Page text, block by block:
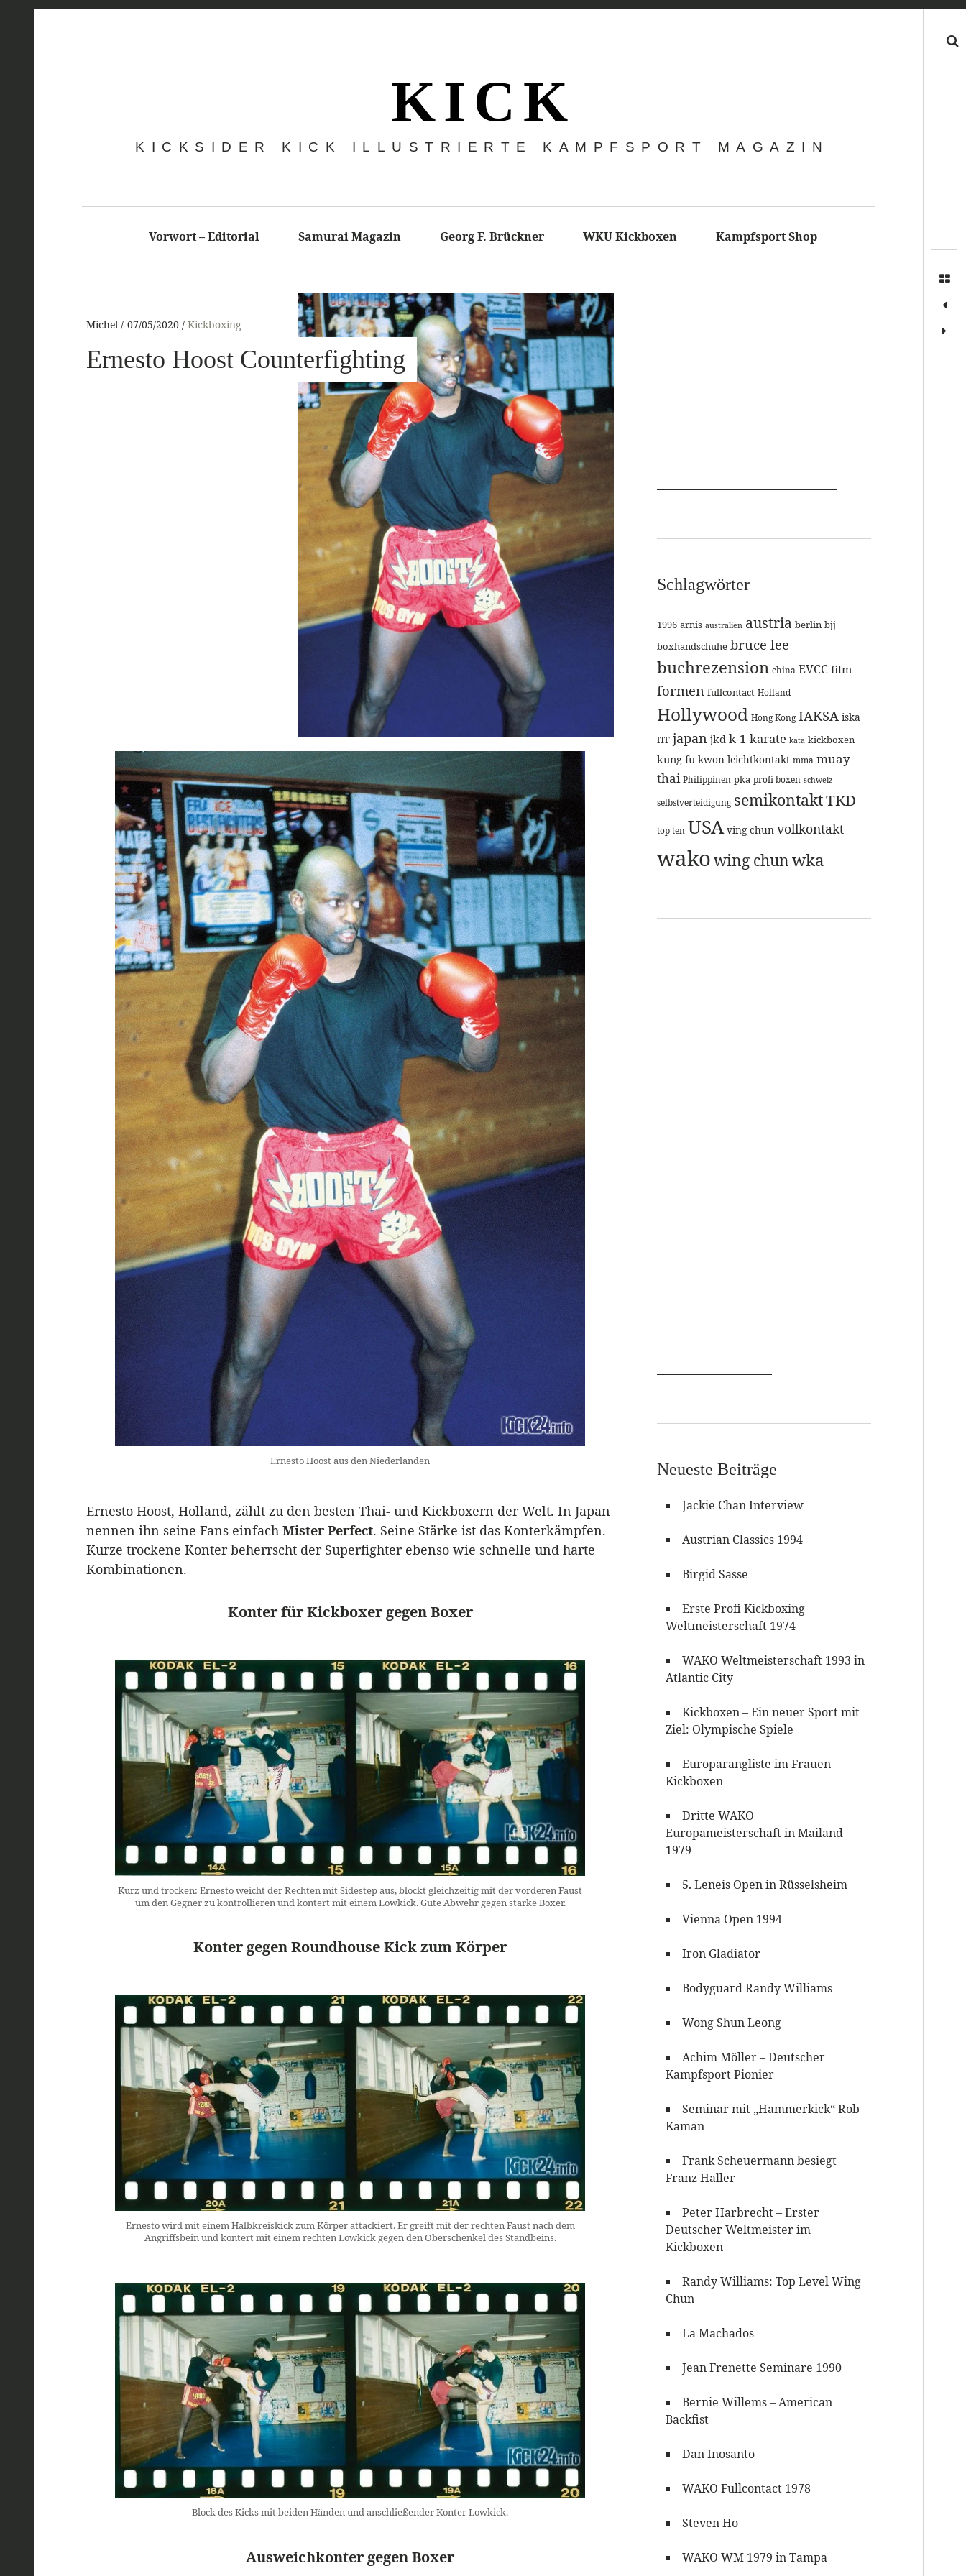
K I C K
KICKSIDER KICK ILLUSTRIERTE KAMPFSPORT MAGAZIN
Vorwort – Editorial Samurai Magazin Georg F. Brückner WKU Kickboxen Kampfsport Shop
Michel 07/05/2020 Kickboxing
Ernesto Hoost Counterfighting
Ernesto Hoost aus den Niederlanden
Ernesto Hoost, Holland, zählt zu den besten Thai- und Kickboxern der Welt. In Japan
nennen ihn seine Fans einfach Mister Perfect. Seine Stärke ist das Konterkämpfen.
Kurze trockene Konter beherrscht der Superfighter ebenso wie schnelle und harte
Kombinationen.
Konter für Kickboxer gegen Boxer
Kurz und trocken: Ernesto weicht der Rechten mit Sidestep aus, blockt gleichzeitig mit der vorderen Faust
um den Gegner zu kontrollieren und kontert mit einem Lowkick. Gute Abwehr gegen starke Boxer.
Konter gegen Roundhouse Kick zum Körper
Ernesto wird mit einem Halbkreiskick zum Körper attackiert. Er greift mit der rechten Faust nach dem
Angriffsbein und kontert mit einem rechten Lowkick gegen den Oberschenkel des Standbeins.
Block des Kicks mit beiden Händen und anschließender Konter Lowkick.
Ausweichkonter gegen Boxer
Schlagwörter
1996 arnis australien austria berlin bjj
boxhandschuhe bruce lee
buchrezension china EVCC film
formen fullcontact Holland
Hollywood Hong Kong IAKSA iska
ITF japan jkd k-1 karate kata kickboxen
kung fu kwon leichtkontakt mma muay
thai Philippinen pka profi boxen schweiz
selbstverteidigung semikontaktTKD
top ten USA ving chun vollkontakt
wakowing chunwka
Neueste Beiträge
Jackie Chan Interview
Austrian Classics 1994
Birgid Sasse
Erste Profi Kickboxing
Weltmeisterschaft 1974
WAKO Weltmeisterschaft 1993 in
Atlantic City
Kickboxen – Ein neuer Sport mit
Ziel: Olympische Spiele
Europarangliste im Frauen-
Kickboxen
Dritte WAKO
Europameisterschaft in Mailand
1979
5. Leneis Open in Rüsselsheim
Vienna Open 1994
Iron Gladiator
Bodyguard Randy Williams
Wong Shun Leong
Achim Möller – Deutscher
Kampfsport Pionier
Seminar mit „Hammerkick“ Rob
Kaman
Frank Scheuermann besiegt
Franz Haller
Peter Harbrecht – Erster
Deutscher Weltmeister im
Kickboxen
Randy Williams: Top Level Wing
Chun
La Machados
Jean Frenette Seminare 1990
Bernie Willems – American
Backfist
Dan Inosanto
WAKO Fullcontact 1978
Steven Ho
WAKO WM 1979 in Tampa